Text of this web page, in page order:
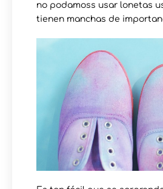
no podamoss usar lonetas
tienen manchas de